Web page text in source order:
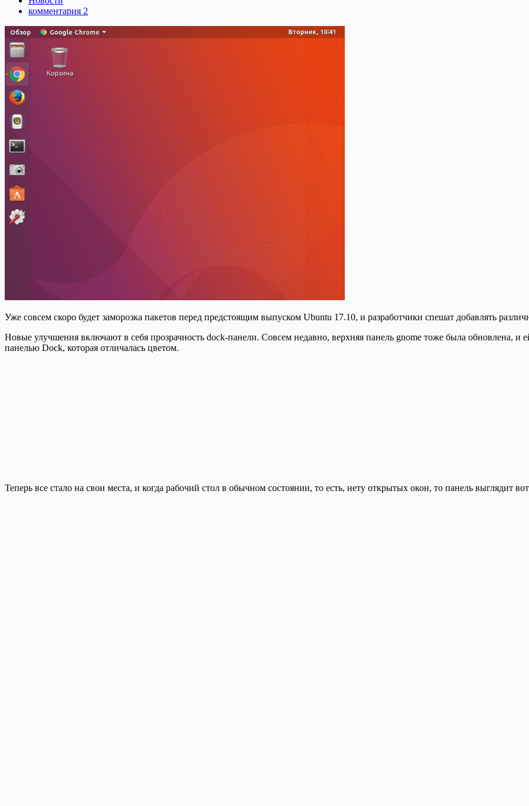
комментария 2
Уже совсем скоро будет заморозка пакетов перед предстоящим выпуском Ubuntu 17.10, и разработчики спешат добавлять
Новые улучшения включают в себя прозрачность dock-панели. Совсем недавно, верхняя панель gnome тоже была обновлена, и
панелью Dock, которая отличалась цветом.
Теперь все стало на свои места, и когда рабочий стол в обычном состоянии, то есть, нету открытых окон, то панель выглядит